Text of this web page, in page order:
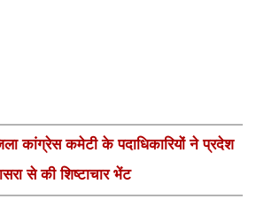
कांग्रेस कमेटी के पदाधिकारियों ने प्रदेश
से की शिष्टाचार भेंट